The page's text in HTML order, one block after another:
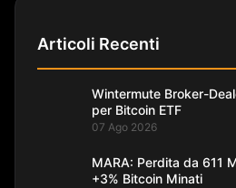
Articoli Recenti
Wintermute Broker-
per Bitcoin ETF
07 Ago 2026
MARA: Perdita da 611
+3% Bitcoin Minati